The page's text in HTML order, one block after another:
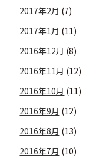
2017年2月 (7)
2017年1月 (11)
2016年12月 (8)
2016年11月 (12)
2016年10月 (11)
2016年9月 (12)
2016年8月 (13)
2016年7月 (10)